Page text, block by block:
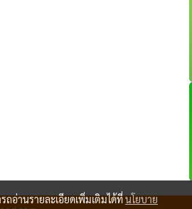
ถอ่านรายละเอียดเพิ่มเติมได้ที่นโยบาย